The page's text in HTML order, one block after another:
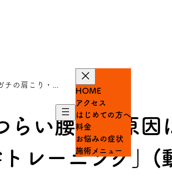
HOME
アクセス
はじめての方へ
料金
お悩みの症状
施術メニュー
チの肩こり・...
らい腰痛】原
トレーニング」(